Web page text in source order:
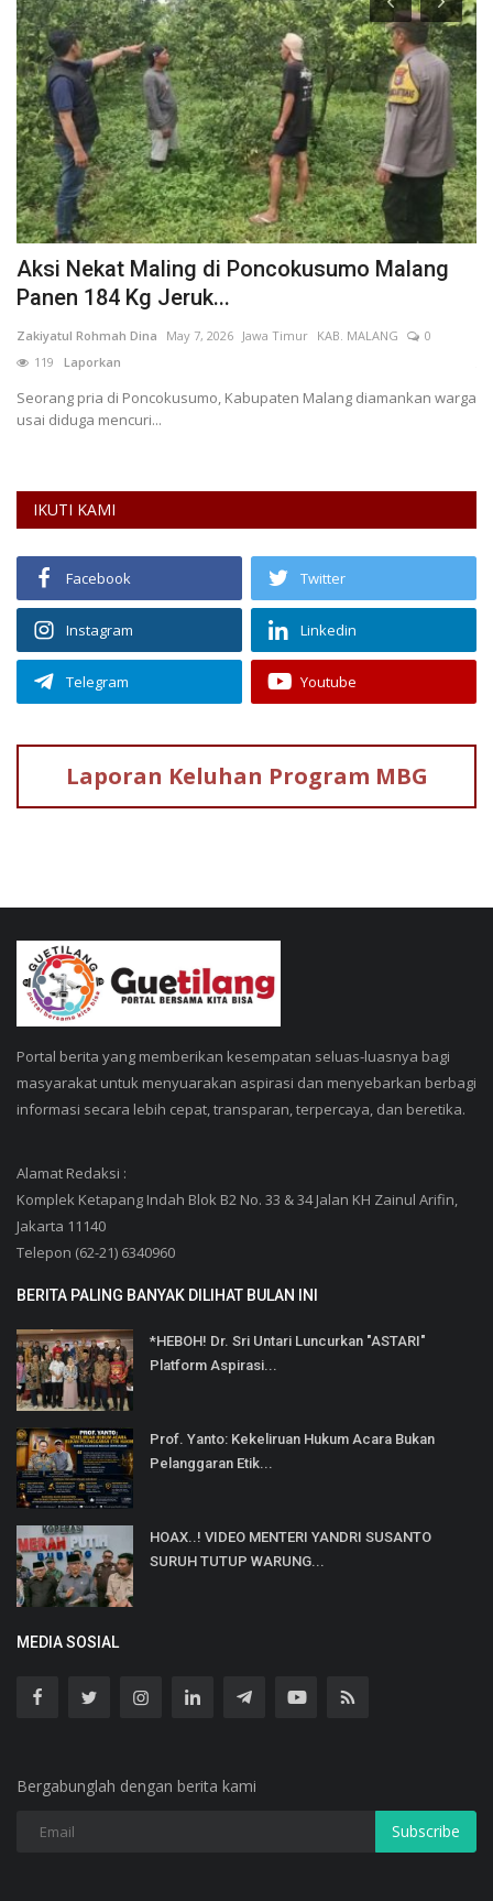
Aksi Nekat Maling di Poncokusumo Malang
Panen 184 Kg Jeruk...
Zakiyatul Rohmah Dina May 7, 2026 Jawa Timur KAB. MALANG
0
119 Laporkan
Seorang pria di Poncokusumo, Kabupaten Malang diamankan warga
usai diduga mencuri...
IKUTI KAMI
Facebook Twitter
Instagram Linkedin
Telegram Youtube
Laporan Keluhan Program MBG
Portal berita yang memberikan kesempatan seluas-luasnya bagi
masyarakat untuk menyuarakan aspirasi dan menyebarkan berbagi
informasi secara lebih cepat, transparan, terpercaya, dan beretika.
Alamat Redaksi :
Komplek Ketapang Indah Blok B2 No. 33 & 34 Jalan KH Zainul Arifin,
Jakarta 11140
Telepon (62-21) 6340960
BERITA PALING BANYAK DILIHAT BULAN INI
*HEBOH! Dr. Sri Untari Luncurkan "ASTARI"
Platform Aspirasi...
Prof. Yanto: Kekeliruan Hukum Acara Bukan
Pelanggaran Etik...
HOAX..! VIDEO MENTERI YANDRI SUSANTO
SURUH TUTUP WARUNG...
MEDIA SOSIAL
Bergabunglah dengan berita kami
Subscribe